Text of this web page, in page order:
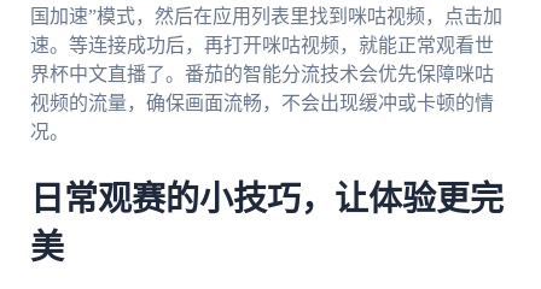
国加速”模式，然后在应用列表里找到咪咕视频，点击加
速。等连接成功后，再打开咪咕视频，就能正常观看世
界杯中文直播了。番茄的智能分流技术会优先保障咪咕
视频的流量，确保画面流畅，不会出现缓冲或卡顿的情
况。
日常观赛的小技巧，让体验更完
美